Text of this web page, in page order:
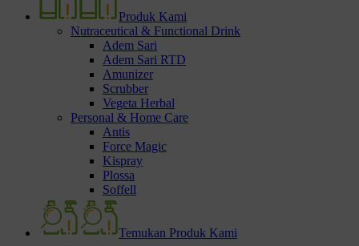
Produk Kami
Nutraceutical & Functional Drink
Adem Sari
Adem Sari RTD
Amunizer
Scrubber
Vegeta Herbal
Personal & Home Care
Antis
Force Magic
Kispray
Plossa
Soffell
Temukan Produk Kami